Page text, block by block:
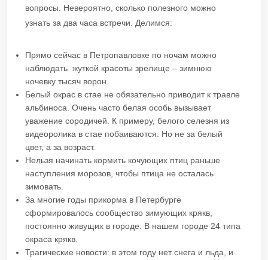
вопросы. Невероятно, сколько полезного можно
узнать за два часа встречи. Делимся:
Прямо сейчас в Петропавловке по ночам можно
наблюдать жуткой красоты зрелище – зимнюю
ночевку тысяч ворон.
Белый окрас в стае не обязательно приводит к травле
альбиноса. Очень часто белая особь вызывает
уважение сородичей. К примеру, белого селезня из
видеоролика в стае побаиваются. Но не за белый
цвет, а за возраст.
Нельзя начинать кормить кочующих птиц раньше
наступления морозов, чтобы птица не осталась
зимовать.
За многие годы прикорма в Петербурге
сформировалось сообщество зимующих крякв,
постоянно живущих в городе. В нашем городе 24 типа
окраса крякв.
Трагические новости: в этом году нет снега и льда, и